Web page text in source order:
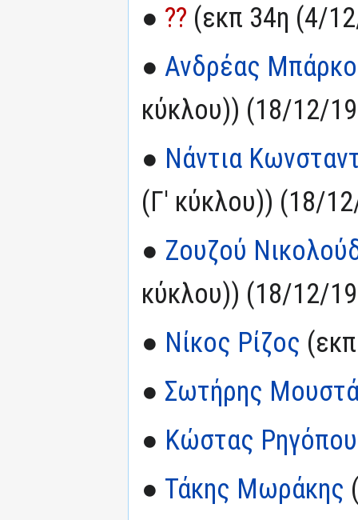
● ?? (εκπ 34η (4/
● Ανδρέας
κύκλου)) (18/12/
● Νάντια
(Γ' κύκλου)) (18/
● Ζουζού
κύκλου)) (18/12/
● Νίκος Ρίζος
● Σωτήρης
● Κώστας
● Τάκης Μωράκης